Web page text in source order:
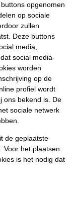
opgenomen
op sociale
zullen
Deze buttons
media,
social media-
worden
op de
profiel wordt
ons bekend is. De
sociale netwerk
de geplaatste
Voor het plaatsen
is het nodig dat